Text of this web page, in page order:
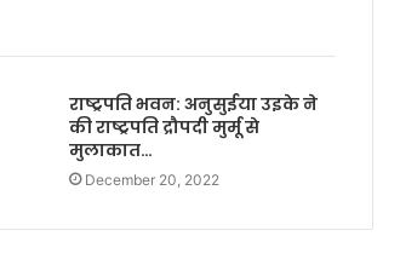
राष्ट्रपति भवन: अनुसुईया उइके ने
की राष्ट्रपति द्रौपदी मुर्मू से
मुलाकात…
December 20, 2022